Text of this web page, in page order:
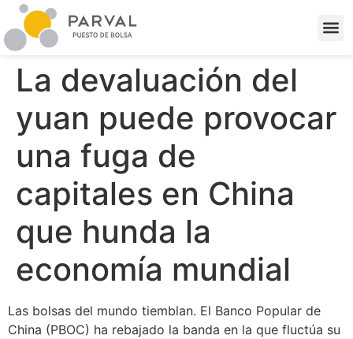
La devaluación del
yuan puede provocar
una fuga de
capitales en China
que hunda la
economía mundial
Las bolsas del mundo tiemblan. El Banco Popular de
China (PBOC) ha rebajado la banda en la que fluctúa su